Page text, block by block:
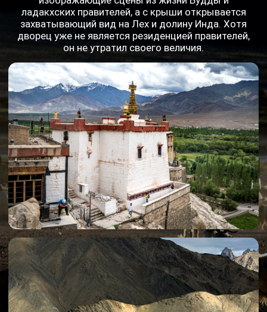
Ламаюру – один из древнейших монастырей
Ладакха, основанный в XI веке великим учителем
Наропой. Расположенный в 127 км к западу от
Леха, он хранит легенду о том, как плантация
священного зерна чудесным образом приняла
Монастырь
Ламауру и храм
Ладакха-Алчи